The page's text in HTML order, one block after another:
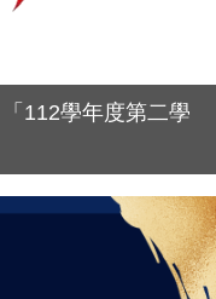
112學年度第二學